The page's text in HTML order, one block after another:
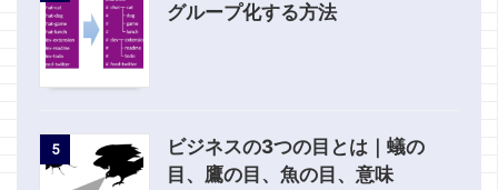
グループ化する方法
5
ビジネスの3つの目とは｜蟻の
目、鷹の目、魚の目、意味